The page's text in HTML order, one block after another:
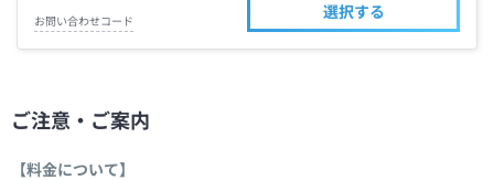
お問い合わせコード
選択する
ご注意・ご案内
【料金について】